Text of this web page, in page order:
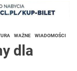
WAŻNE WIADOMOŚCI
dla